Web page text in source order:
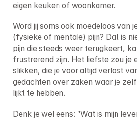
eigen keuken of woonkamer.
Word jij soms ook moedeloos van
(fysieke of mentale) pijn? Dat is
pijn die steeds weer terugkeert,
frustrerend zijn. Het liefste zou je
slikken, die je voor altijd verlost
gedachten over zaken waar je
lijkt te hebben.
Denk je wel eens: “Wat is mijn